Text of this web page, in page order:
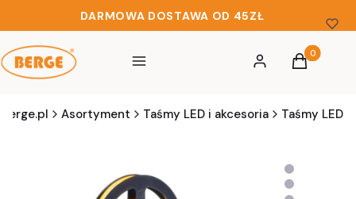
DARMOWA DOSTAWA OD 45ZŁ
Menu Zaloguj sięProdukty
Koszyk
berge.pl Asortyment Taśmy LED i akcesoria Taśmy LED